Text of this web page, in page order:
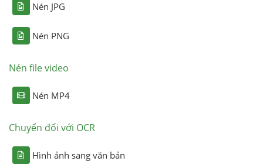
Nén JPG
Nén PNG
Nén file video
Nén MP4
Chuyển đổi với OCR
Hình ảnh sang văn bản